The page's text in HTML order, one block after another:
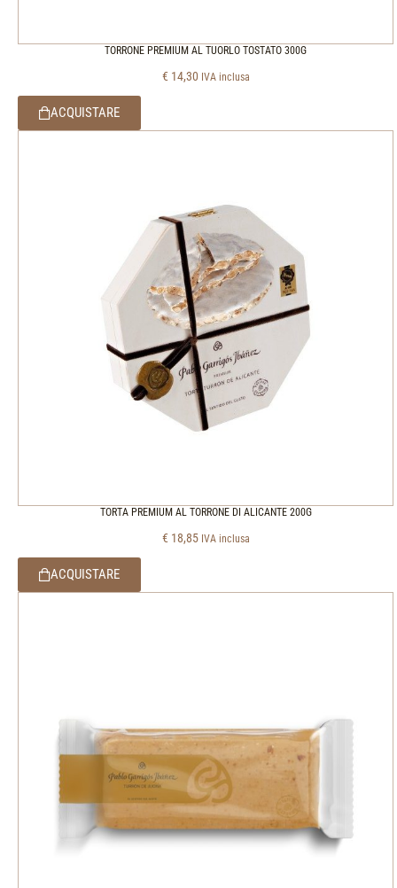
TORRONE PREMIUM AL TUORLO TOSTATO 300G
€ 14,30 IVA inclusa
ACQUISTARE
TORTA PREMIUM AL TORRONE DI ALICANTE 200G
€ 18,85 IVA inclusa
ACQUISTARE